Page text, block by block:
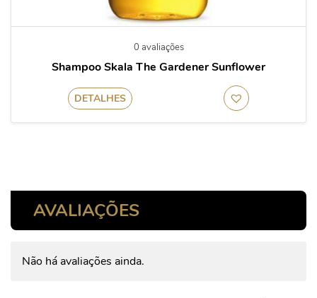
0 avaliações
Shampoo Skala The Gardener Sunflower
DETALHES
AVALIAÇÕES
Não há avaliações ainda.